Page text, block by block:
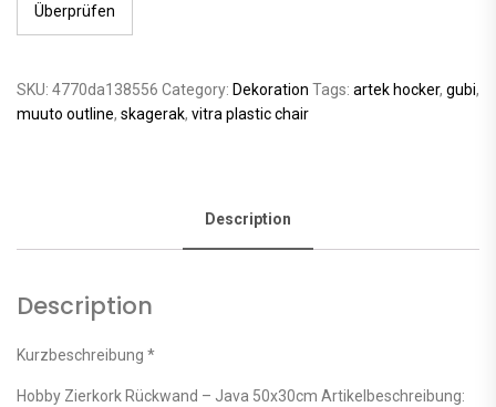
Überprüfen
SKU: 4770da138556 Category: Dekoration Tags: artek hocker, gubi,
muuto outline, skagerak, vitra plastic chair
Description
Description
Kurzbeschreibung *
Hobby Zierkork Rückwand – Java 50x30cm Artikelbeschreibung: